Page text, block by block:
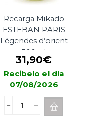
Recarga Mikado
ESTEBAN PARIS
Légendes d’orient
500ml
31,90€
Recibelo el día
07/08/2026
Recarga
Mikado